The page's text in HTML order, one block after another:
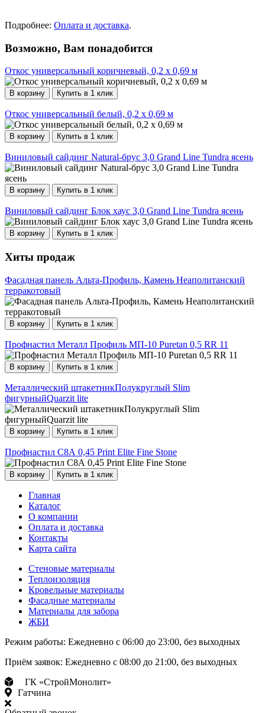
Подробнее: Оплата и доставка.
Возможно, Вам понадобится
Откос универсальный коричневый, 0,2 х 0,69 м
В корзину Купить в 1 клик
Откос универсальный белый, 0,2 х 0,69 м
В корзину Купить в 1 клик
Виниловый сайдинг Natural-брус 3,0 Grand Line Tundra ясень
В корзину Купить в 1 клик
Виниловый сайдинг Блок хаус 3,0 Grand Line Tundra ясень
В корзину Купить в 1 клик
Хиты продаж
Фасадная панель Альта-Профиль, Камень Неаполитанский
терракотовый
В корзину Купить в 1 клик
Профнастил Металл Профиль МП-10 Puretan 0,5 RR 11
В корзину Купить в 1 клик
Металлический штакетникПолукруглый Slim
фигурныйQuarzit lite
В корзину Купить в 1 клик
Профнастил С8А 0,45 Print Elite Fine Stone
В корзину Купить в 1 клик
Главная
Каталог
О компании
Оплата и доставка
Контакты
Карта сайта
Стеновые материалы
Теплоизоляция
Кровельные материалы
Фасадные материалы
Материалы для забора
ЖБИ
Режим работы: Ежедневно с 06:00 до 23:00, без выходных
Приём заявок: Ежедневно с 08:00 до 21:00, без выходных
ГК «СтройМонолит»
Гатчина